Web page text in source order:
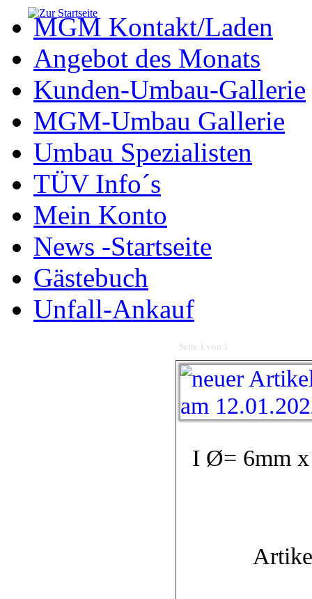
MGM Kontakt/Laden
Angebot des Monats
Kunden-Umbau-Gallerie
MGM-Umbau Gallerie
Umbau Spezialisten
TÜV Info´s
Mein Konto
News -Startseite
Gästebuch
Unfall-Ankauf
Seite 1 von 1
I Ø= 6mm x